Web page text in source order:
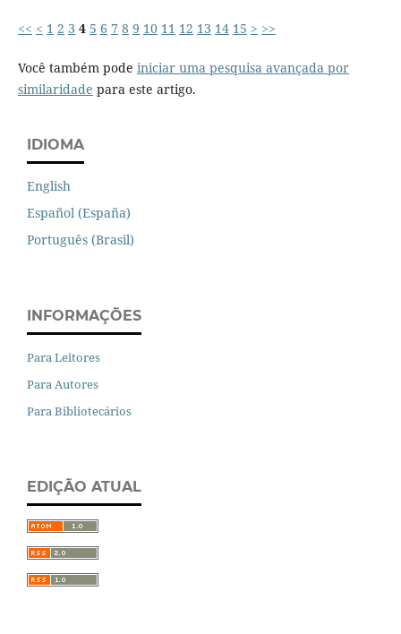
<< < 1 2 3 4 5 6 7 8 9 10 11 12 13 14 15 > >>
Você também pode iniciar uma pesquisa avançada por
similaridade para este artigo.
IDIOMA
English
Español (España)
Português (Brasil)
INFORMAÇÕES
Para Leitores
Para Autores
Para Bibliotecários
EDIÇÃO ATUAL